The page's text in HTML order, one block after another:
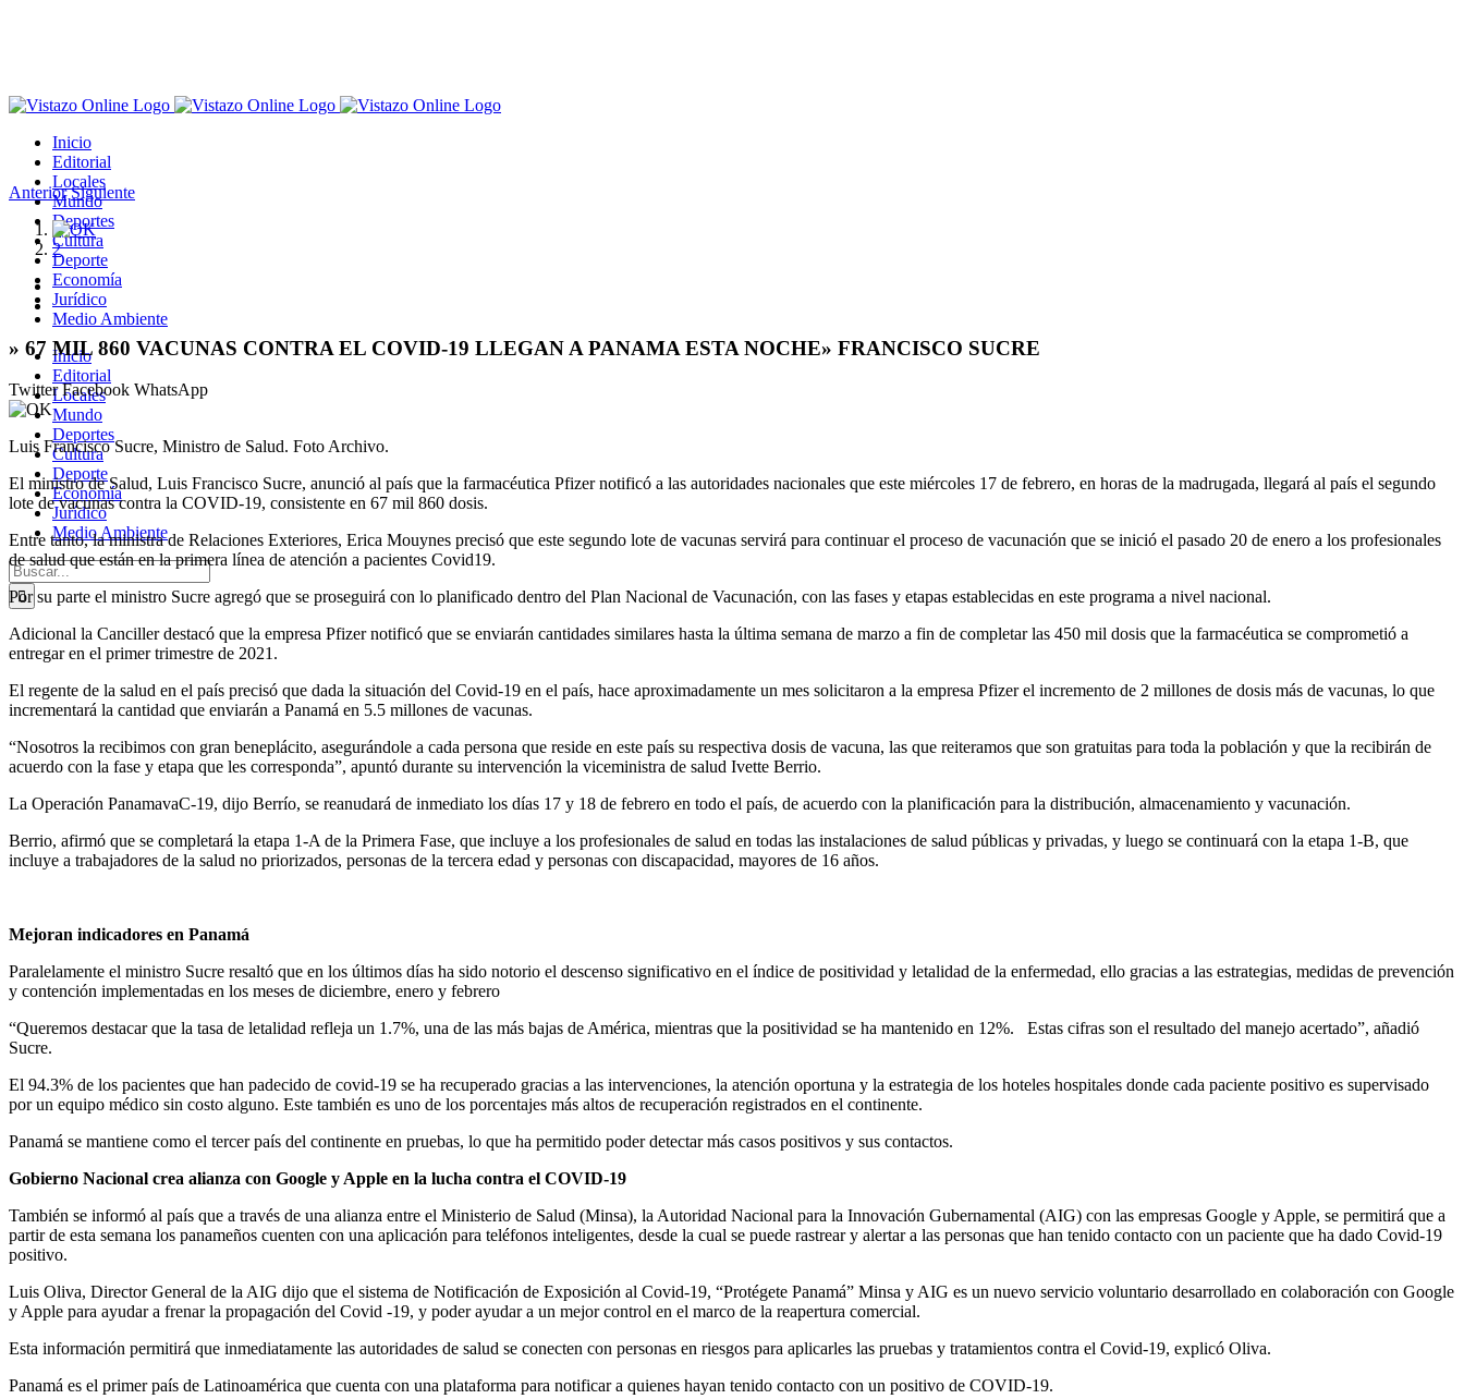
Inicio
Editorial
Locales
Mundo
Deportes
Cultura
Deporte
Economía
Jurídico
Medio Ambiente
Inicio
Editorial
Locales
Mundo
Deportes
Cultura
Deporte
Economía
Jurídico
Medio Ambiente
Buscar:
Anterior Siguiente
Ver
imagen
más
grande
1
2
» 67 MIL 860 VACUNAS CONTRA EL COVID-19 LLEGAN A PANAMA ESTA NOCHE» FRANCISCO SUCRE
TwitterFacebook WhatsApp
Luis Francisco Sucre, Ministro de Salud. Foto Archivo.
El ministro de Salud, Luis Francisco Sucre, anunció al país que la farmacéutica Pfizer notificó a las autoridades nacionales que este miércoles 17 de febrero, en horas de la madrugada, llegará al país el segundo
lote de vacunas contra la COVID-19, consistente en 67 mil 860 dosis.
Entre tanto, la ministra de Relaciones Exteriores, Erica Mouynes precisó que este segundo lote de vacunas servirá para continuar el proceso de vacunación que se inició el pasado 20 de enero a los profesionales
de salud que están en la primera línea de atención a pacientes Covid19.
Por su parte el ministro Sucre agregó que se proseguirá con lo planificado dentro del Plan Nacional de Vacunación, con las fases y etapas establecidas en este programa a nivel nacional.
Adicional la Canciller destacó que la empresa Pfizer notificó que se enviarán cantidades similares hasta la última semana de marzo a fin de completar las 450 mil dosis que la farmacéutica se comprometió a
entregar en el primer trimestre de 2021.
El regente de la salud en el país precisó que dada la situación del Covid-19 en el país, hace aproximadamente un mes solicitaron a la empresa Pfizer el incremento de 2 millones de dosis más de vacunas, lo que
incrementará la cantidad que enviarán a Panamá en 5.5 millones de vacunas.
“Nosotros la recibimos con gran beneplácito, asegurándole a cada persona que reside en este país su respectiva dosis de vacuna, las que reiteramos que son gratuitas para toda la población y que la recibirán de
acuerdo con la fase y etapa que les corresponda”, apuntó durante su intervención la viceministra de salud Ivette Berrio.
La Operación PanamavaC-19, dijo Berrío, se reanudará de inmediato los días 17 y 18 de febrero en todo el país, de acuerdo con la planificación para la distribución, almacenamiento y vacunación.
Berrio, afirmó que se completará la etapa 1-A de la Primera Fase, que incluye a los profesionales de salud en todas las instalaciones de salud públicas y privadas, y luego se continuará con la etapa 1-B, que
incluye a trabajadores de la salud no priorizados, personas de la tercera edad y personas con discapacidad, mayores de 16 años.
Mejoran indicadores en Panamá
Paralelamente el ministro Sucre resaltó que en los últimos días ha sido notorio el descenso significativo en el índice de positividad y letalidad de la enfermedad, ello gracias a las estrategias, medidas de prevención
y contención implementadas en los meses de diciembre, enero y febrero
“Queremos destacar que la tasa de letalidad refleja un 1.7%, una de las más bajas de América, mientras que la positividad se ha mantenido en 12%. Estas cifras son el resultado del manejo acertado”, añadió
Sucre.
El 94.3% de los pacientes que han padecido de covid-19 se ha recuperado gracias a las intervenciones, la atención oportuna y la estrategia de los hoteles hospitales donde cada paciente positivo es supervisado
por un equipo médico sin costo alguno. Este también es uno de los porcentajes más altos de recuperación registrados en el continente.
Panamá se mantiene como el tercer país del continente en pruebas, lo que ha permitido poder detectar más casos positivos y sus contactos.
Gobierno Nacional crea alianza con Google y Apple en la lucha contra el COVID-19
También se informó al país que a través de una alianza entre el Ministerio de Salud (Minsa), la Autoridad Nacional para la Innovación Gubernamental (AIG) con las empresas Google y Apple, se permitirá que a
partir de esta semana los panameños cuenten con una aplicación para teléfonos inteligentes, desde la cual se puede rastrear y alertar a las personas que han tenido contacto con un paciente que ha dado Covid-19
positivo.
Luis Oliva, Director General de la AIG dijo que el sistema de Notificación de Exposición al Covid-19, “Protégete Panamá” Minsa y AIG es un nuevo servicio voluntario desarrollado en colaboración con Google
y Apple para ayudar a frenar la propagación del Covid -19, y poder ayudar a un mejor control en el marco de la reapertura comercial.
Esta información permitirá que inmediatamente las autoridades de salud se conecten con personas en riesgos para aplicarles las pruebas y tratamientos contra el Covid-19, explicó Oliva.
Panamá es el primer país de Latinoamérica que cuenta con una plataforma para notificar a quienes hayan tenido contacto con un positivo de COVID-19.